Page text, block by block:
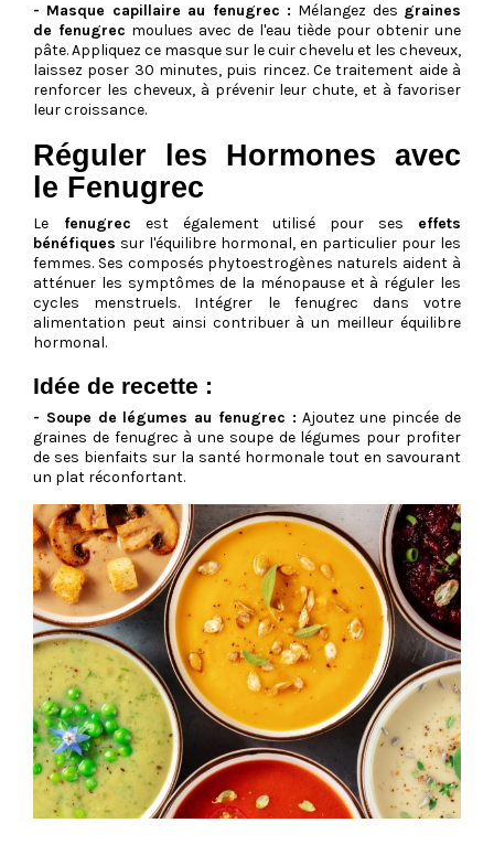
- Masque capillaire au fenugrec : Mélangez des graines
de fenugrec moulues avec de l'eau tiède pour obtenir une
pâte. Appliquez ce masque sur le cuir chevelu et les cheveux,
laissez poser 30 minutes, puis rincez. Ce traitement aide à
renforcer les cheveux, à prévenir leur chute, et à favoriser
leur croissance.
Réguler les Hormones avec
le Fenugrec
Le fenugrec est également utilisé pour ses effets
bénéfiques sur l'équilibre hormonal, en particulier pour les
femmes. Ses composés phytoestrogènes naturels aident à
atténuer les symptômes de la ménopause et à réguler les
cycles menstruels. Intégrer le fenugrec dans votre
alimentation peut ainsi contribuer à un meilleur équilibre
hormonal.
Idée de recette :
- Soupe de légumes au fenugrec : Ajoutez une pincée de
graines de fenugrec à une soupe de légumes pour profiter
de ses bienfaits sur la santé hormonale tout en savourant
un plat réconfortant.